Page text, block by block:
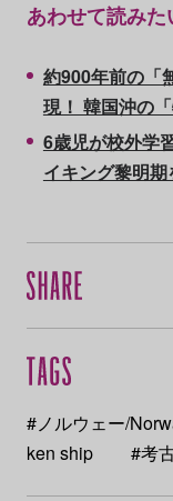
あわせて読みた
約900年前の「
現！ 韓国沖の
6歳児が校外学
イキング黎明
#ノルウェー/
ken ship
#考